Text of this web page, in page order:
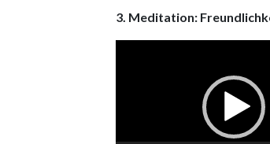
3. Meditation: